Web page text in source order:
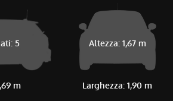
5
m
Altezza: 1,67 m
Larghezza: 1,90 m